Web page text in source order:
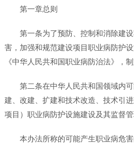
第一章总则
第一条为了预防、控制和消除建
害，加强和规范建设项目职业病防护
《中华人民共和国职业病防治法》，制
第二条在中华人民共和国领域内
建、改建、扩建和技术改造、技术引
项目）职业病防护设施建设及其监督管
本办法所称的可能产生职业病危